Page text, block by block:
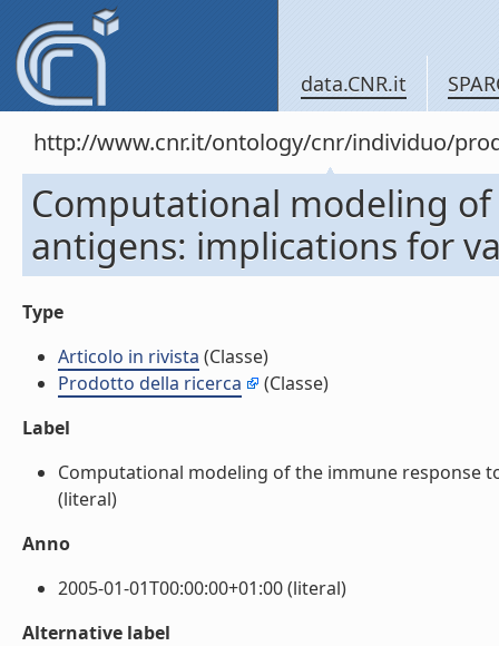
data.CNR.it
http://www.cnr.it/ontology/cnr/individuo/
Computational modeling
antigens: implications for
Type
Articolo in rivista (Classe)
Prodotto della ricerca
(Classe)
Label
Computational modeling of the immune response
(literal)
Anno
2005-01-01T00:00:00+01:00 (literal)
Alternative label